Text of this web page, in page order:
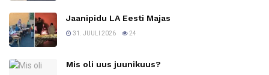
Jaanipidu LA Eesti Majas
31. JUULI 2026 24
Mis oli uus juunikuus?